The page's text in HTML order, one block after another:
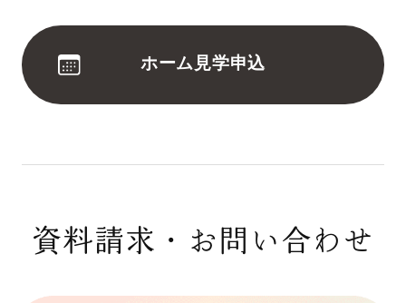
ホーム見学申込
資料請求・お問い合わせ